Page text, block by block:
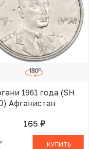
1961 года (SH
Афганистан
165 руб.В КОРЗИНЕ
КУПИТЬ